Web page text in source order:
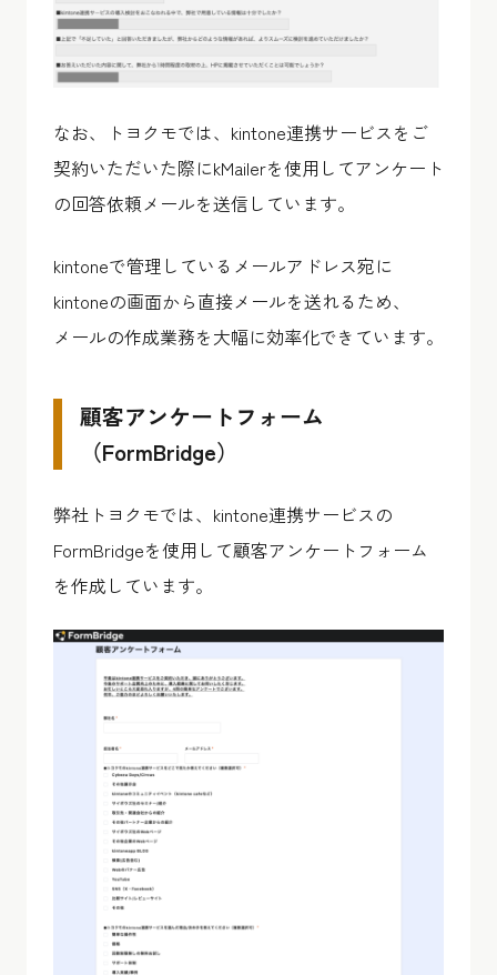
なお、トヨクモでは、kintone連携サービスをご
契約いただいた際にkMailerを使用してアンケート
の回答依頼メールを送信しています。
kintoneで管理しているメールアドレス宛に
kintoneの画面から直接メールを送れるため、
メールの作成業務を大幅に効率化できています。
顧客アンケートフォーム
（FormBridge）
弊社トヨクモでは、kintone連携サービスの
FormBridgeを使用して顧客アンケートフォーム
を作成しています。